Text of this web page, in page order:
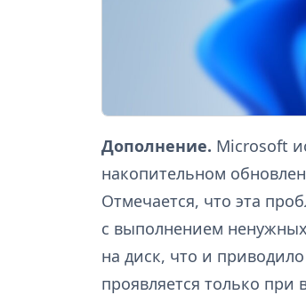
Дополнение. Microsoft
накопительном
Отмечается, что эта
с выполнением
на диск, что и
проявляется только при